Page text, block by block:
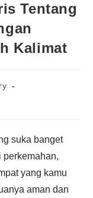
Tentang
Kalimat
suka banget
perkemahan,
yang kamu
aman dan